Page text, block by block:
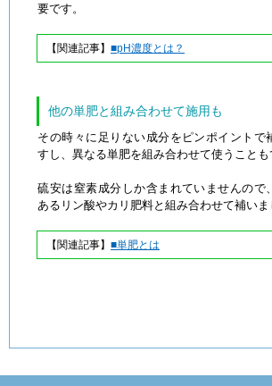
要です。
【関連記事】 ■pH濃度とは？
他の単肥と組み合わせて施用も
その時々に足りない成分をピンポイントで
すし、異なる単肥を組み合わせて使うことも
硫安は窒素成分しか含まれていませんので
あるリン酸やカリ肥料と組み合わせて補いま
【関連記事】 ■単肥とは